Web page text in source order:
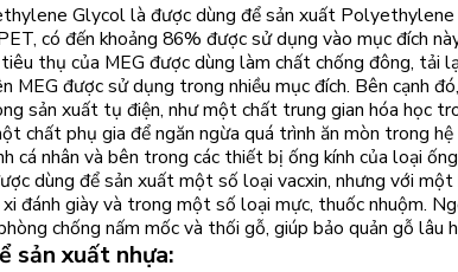
Glycol là được dùng để sản xuất Polyethylene
có đến khoảng 86% được sử dụng vào mục đích
thụ của MEG được dùng làm chất chống đông, tải
MEG được sử dụng trong nhiều mục đích. Bên cạnh đó,
sản xuất tụ điện, như một chất trung gian hóa học
chất phụ gia để ngăn ngừa quá trình ăn mòn trong hệ
cá nhân và bên trong các thiết bị ống kính của loại
dùng để sản xuất một số loại vacxin, nhưng với một
đánh giày và trong một số loại mực, thuốc nhuộm.
chống nấm mốc và thối gỗ, giúp bảo quản gỗ lâu
sản xuất nhựa: